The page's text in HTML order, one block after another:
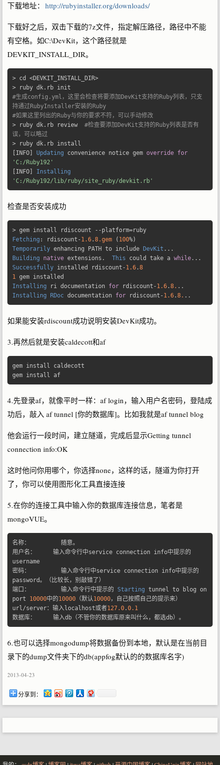
下载地址： http://rubyinstaller.org/downloads/
下载好之后，双击下载的7z文件，指定解压路径，路径中不能
有空格。如C:\DevKit，这个路径就是
DEVKIT_INSTALL_DIR。
> cd <DEVKIT_INSTALL_DIR>
> ruby dk .
#生成config.yml，这里会检查将要添加DevKit支持的Ruby列表，只支
持通过RubyInstaller安装的Ruby
#如果这里列出的Ruby与你的要求不符，可以手动修改
> ruby dk . rb review #检查要添加DevKit支持的Ruby列表是否有
误，可以略过
> ruby dk .
INFO Updating convenience notice gem override for
'C:/Ruby192'
INFO
Installing
'C:/Ruby192/lib/ruby/site_ruby/devkit.rb'
检查是否安装成功
> gem install rdiscount -- platform=
Fetching : rdiscount - 1.6 .8.gem ( 100%)
Temporarily enhancing PATH to include DevKit ...
Building
native extensions . This could take a while ...
Successfully installed rdiscount - 1.6 .8
1
Installing ri documentation for rdiscount - 1.6 .8. ..
Installing
RDoc documentation for rdiscount - 1.6 .8. ..
如果能安装rdiscount成功说明安装DevKit成功。
3.再然后就是安装caldecott和af
gem install caldecott
gem install af
4.先登录af，就像平时一样：af login，输入用户名密码，登陆成
功后，敲入 af tunnel [你的数据库]。比如我就是af tunnel blog
他会运行一段时间，建立隧道，完成后显示Getting tunnel
connection info:OK
这时他问你用哪个，你选择none，这样的话，隧道为你打开
了，你可以使用图形化工具直接连接
5.在你的连接工具中输入你的数据库连接信息，笔者是
mongoVUE。
名称：
随意。
用户名：
输入命令行中service connection info中提示的
密码：
输入命令行中service connection info中提示的
password。（比较长，别敲错了）
端口：
输入命令行中提示的 Starting tunnel to blog on
port 10000中的10000 （默认10000，自己按照自己的提示来）
url/server：输入localhost或者127.0 .0.1
数据库：
输入db （不管你的数据库原来叫什么，都选db）。
6.也可以选择mongodump将数据备份到本地，默认是在当前目
录下的dump文件夹下的db(appfog默认的的数据库名字)
2013-04-23
分享到：